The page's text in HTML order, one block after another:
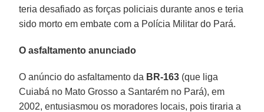
teria desafiado as forças policiais durante anos e teria
sido morto em embate com a Polícia Militar do Pará.
O asfaltamento anunciado
O anúncio do asfaltamento da BR-163 (que liga
Cuiabá no Mato Grosso a Santarém no Pará), em
2002, entusiasmou os moradores locais, pois tiraria a